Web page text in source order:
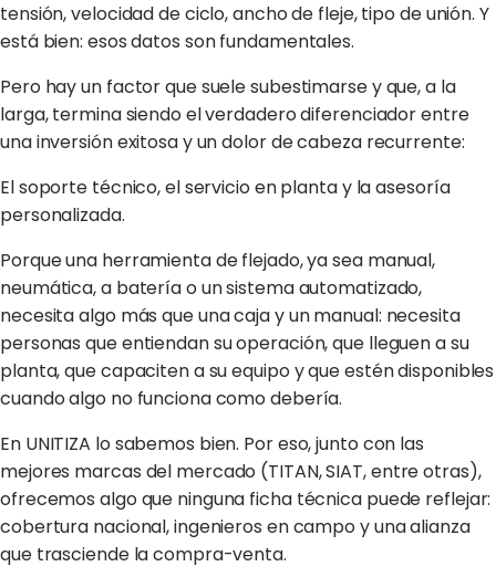
tensión, velocidad de ciclo, ancho de fleje, tipo de unión. Y
está bien: esos datos son fundamentales.
Pero hay un factor que suele subestimarse y que, a la
larga, termina siendo el verdadero diferenciador entre
una inversión exitosa y un dolor de cabeza recurrente:
El soporte técnico, el servicio en planta y la asesoría
personalizada.
Porque una herramienta de flejado, ya sea manual,
neumática, a batería o un sistema automatizado,
necesita algo más que una caja y un manual: necesita
personas que entiendan su operación, que lleguen a su
planta, que capaciten a su equipo y que estén disponibles
cuando algo no funciona como debería.
En UNITIZA lo sabemos bien. Por eso, junto con las
mejores marcas del mercado (TITAN, SIAT, entre otras),
ofrecemos algo que ninguna ficha técnica puede reflejar:
cobertura nacional, ingenieros en campo y una alianza
que trasciende la compra-venta.